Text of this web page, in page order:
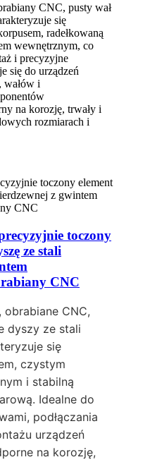
CNC, pusty wał
się
radełkowaną
wewnętrznym, co
i precyzyjne
się do urządzeń
wałów i
na korozję, trwały i
rozmiarach i
toczony
ze stali
CNC
CNC,
dyszy ze stali
się
czystym
i stabilną
Idealne do
podłączania
urządzeń
na korozję,